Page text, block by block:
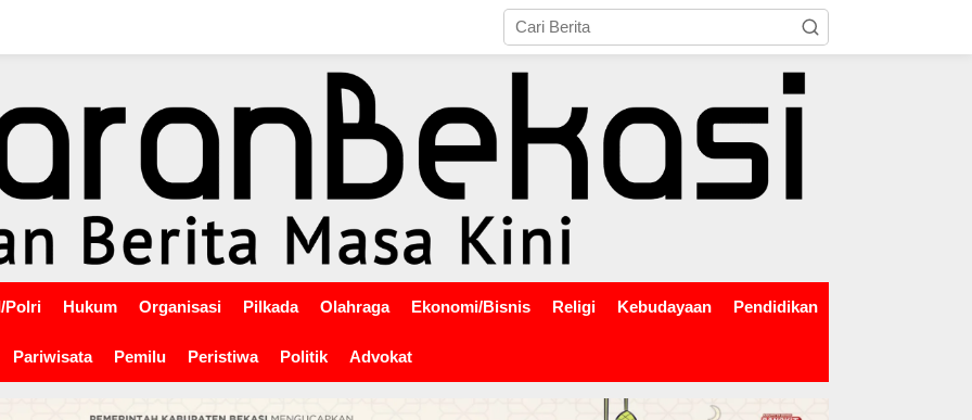
Polri Hukum Organisasi Pilkada Olahraga Ekonomi/Bisnis Religi Kebudayaan Pendidikan
Pariwisata Pemilu Peristiwa Politik Advokat